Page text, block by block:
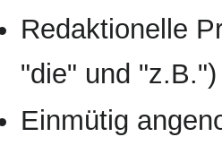
Redaktionelle
"die" und "z.B.")
Einmütig